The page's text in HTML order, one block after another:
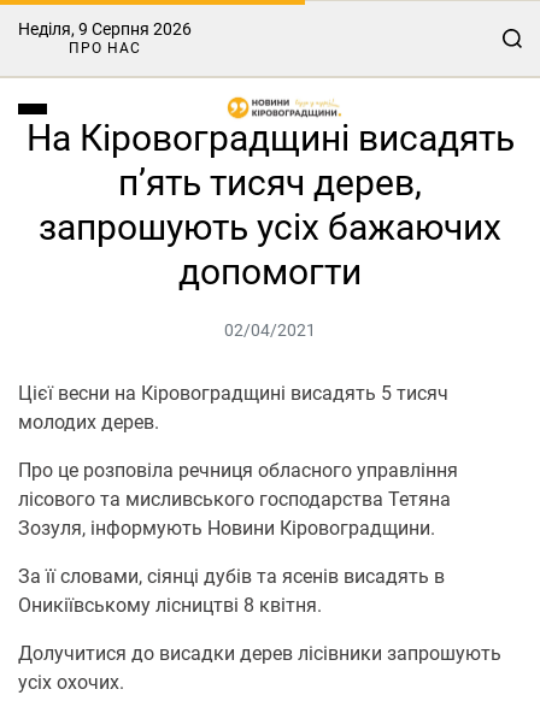
Неділя, 9 Серпня 2026
ПРО НАС
На Кіровоградщині висадять
п’ять тисяч дерев,
запрошують усіх бажаючих
допомогти
02/04/2021
Цієї весни на Кіровоградщині висадять 5 тисяч
молодих дерев.
Про це розповіла речниця обласного управління
лісового та мисливського господарства Тетяна
Зозуля, інформують Новини Кіровоградщини.
За її словами, сіянці дубів та ясенів висадять в
Оникіївському лісництві 8 квітня.
Долучитися до висадки дерев лісівники запрошують
усіх охочих.